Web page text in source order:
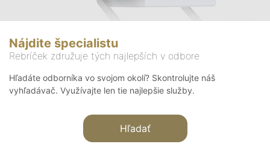
Nájdite špecialistu
Rebríček združuje tých najlepších v odbore
Hľadáte odborníka vo svojom okolí? Skontrolujte náš
vyhľadávač. Využívajte len tie najlepšie služby.
Hľadať